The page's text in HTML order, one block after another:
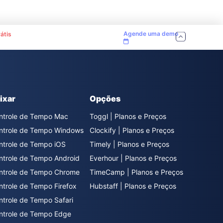
Agende uma demo
de Tempo Mac
de Tempo Windows
de Tempo iOS
de Tempo Android
de Tempo Chrome
de Tempo Firefox
de Tempo Safari
de Tempo Edge
Opções
Toggl | Planos e Preços
Clockify | Planos e Preços
Timely | Planos e Preços
Everhour | Planos e Preços
TimeCamp | Planos e Preços
Hubstaff | Planos e Preços